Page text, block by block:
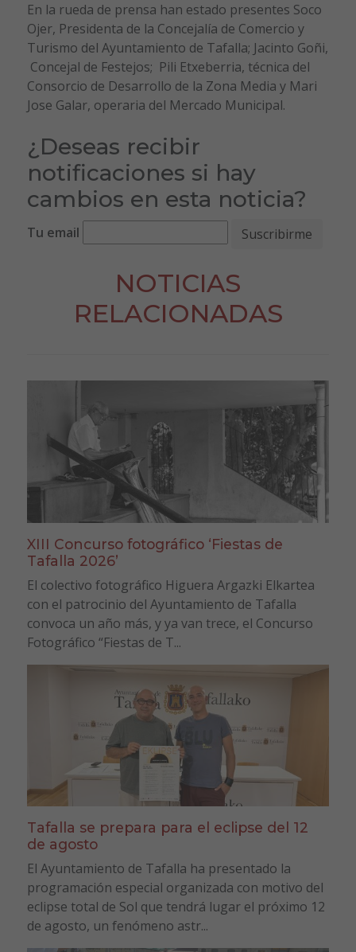
En la rueda de prensa han estado presentes Soco
Ojer, Presidenta de la Concejalía de Comercio y
Turismo del Ayuntamiento de Tafalla; Jacinto Goñi,
Concejal de Festejos; Pili Etxeberria, técnica del
Consorcio de Desarrollo de la Zona Media y Mari
Jose Galar, operaria del Mercado Municipal.
¿Deseas recibir
notificaciones si hay
cambios en esta noticia?
Tu email
NOTICIAS
RELACIONADAS
XIII Concurso fotográfico ‘Fiestas de
Tafalla 2026’
El colectivo fotográfico Higuera Argazki Elkartea
con el patrocinio del Ayuntamiento de Tafalla
convoca un año más, y ya van trece, el Concurso
Fotográfico “Fiestas de T...
Tafalla se prepara para el eclipse del 12
de agosto
El Ayuntamiento de Tafalla ha presentado la
programación especial organizada con motivo del
eclipse total de Sol que tendrá lugar el próximo 12
de agosto, un fenómeno astr...